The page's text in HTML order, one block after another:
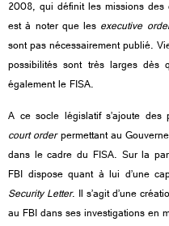
2008, qui définit les missions
est à noter que les executive
sont pas nécessairement publié.
possibilités sont très larges dès
également le FISA.
A ce socle législatif s’ajoute des
court orderpermettant au
dans le cadre du FISA. Sur la
FBI dispose quant à lui d’une
Security Letter. Il s’agit d’une
au FBI dans ses investigations en